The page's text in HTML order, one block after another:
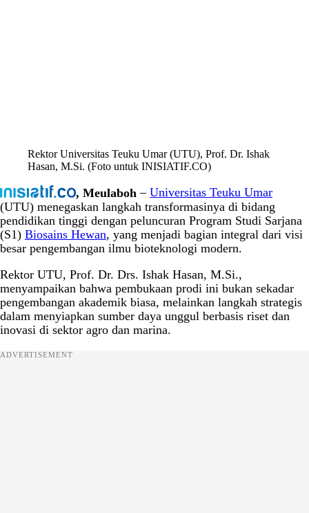
Rektor Universitas Teuku Umar (UTU), Prof. Dr. Ishak
Hasan, M.Si. (Foto untuk INISIATIF.CO)
, Meulaboh – Universitas Teuku Umar
(UTU) menegaskan langkah transformasinya di bidang
pendidikan tinggi dengan peluncuran Program Studi Sarjana
(S1) Biosains Hewan, yang menjadi bagian integral dari visi
besar pengembangan ilmu bioteknologi modern.
Rektor UTU, Prof. Dr. Drs. Ishak Hasan, M.Si.,
menyampaikan bahwa pembukaan prodi ini bukan sekadar
pengembangan akademik biasa, melainkan langkah strategis
dalam menyiapkan sumber daya unggul berbasis riset dan
inovasi di sektor agro dan marina.
ADVERTISEMENT